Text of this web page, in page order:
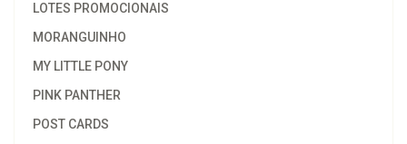
LOTES PROMOCIONAIS
MORANGUINHO
MY LITTLE PONY
PINK PANTHER
POST CARDS